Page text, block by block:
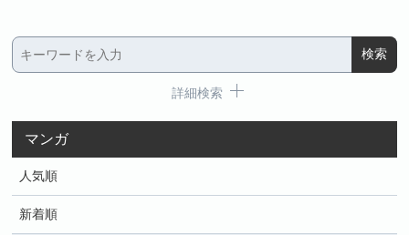
詳細検索
マンガ
人気順
新着順